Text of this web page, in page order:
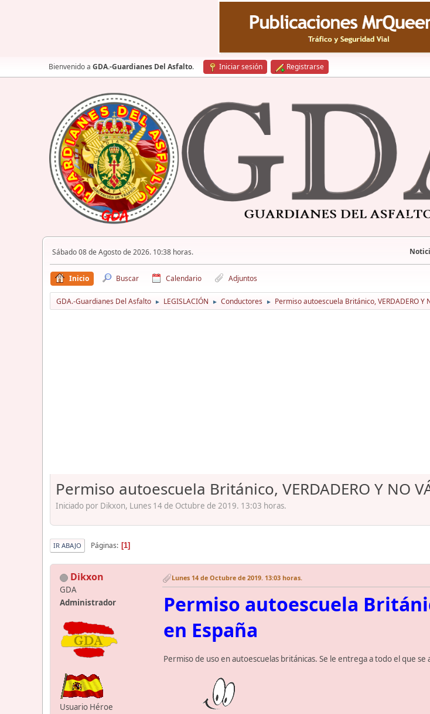
Bienvenido a GDA.-Guardianes Del Asfalto. Iniciar sesión Registrarse
Sábado 08 de Agosto de 2026. 10:38 horas.
Inicio Buscar Calendario Adjuntos
GDA.-Guardianes Del Asfalto ► LEGISLACIÓN ► Conductores ► Permiso autoescuela Británico, VERDADERO Y
Permiso autoescuela Británico, VERDADERO Y NO
Iniciado por Dikxon, Lunes 14 de Octubre de 2019. 13:03 horas.
IR ABAJO Páginas 1
Dikxon
GDA
Administrador
Usuario Héroe
Lunes 14 de Octubre de 2019. 13:03 horas.
Permiso autoescuela
en España
Permiso de uso en autoescuelas británicas. Se le entrega a todo el que se